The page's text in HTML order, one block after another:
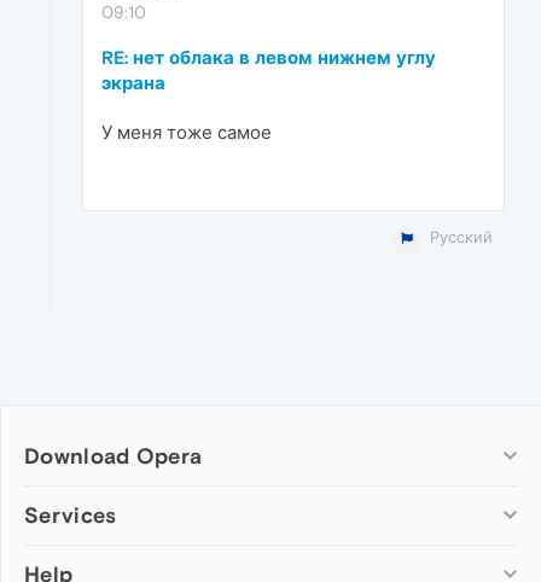
09:10
RE: нет облака в левом нижнем углу
экрана
У меня тоже самое
Русский
Download Opera
Computer browsers
Opera for Mac
Services
Add-ons
Help